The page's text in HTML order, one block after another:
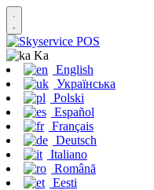
Ka
English
Українська
Polski
Español
Français
Deutsch
Italiano
Română
Eesti